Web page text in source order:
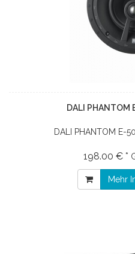
DALI
DALI PHANTOM E-
198.00 € *
Mehr